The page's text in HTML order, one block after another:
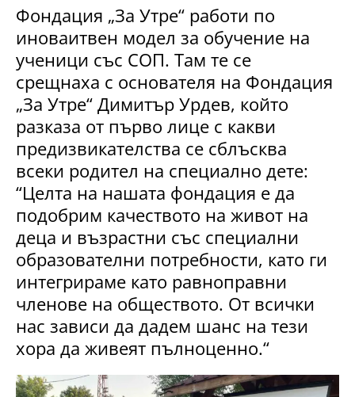
Фондация „За Утре“ работи по
иноваитвен модел за обучение на
ученици със СОП. Там те се
срещнаха с основателя на Фондация
„За Утре“ Димитър Урдев, който
разказа от първо лице с какви
предизвикателства се сблъсква
всеки родител на специално дете:
“Целта на нашата фондация е да
подобрим качеството на живот на
деца и възрастни със специални
образователни потребности, като ги
интегрираме като равноправни
членове на обществото. От всички
нас зависи да дадем шанс на тези
хора да живеят пълноценно.“